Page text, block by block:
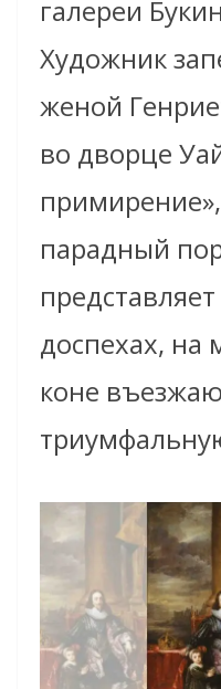
галереи
Художник
женой
во дворце
парадный
доспехах,
коне